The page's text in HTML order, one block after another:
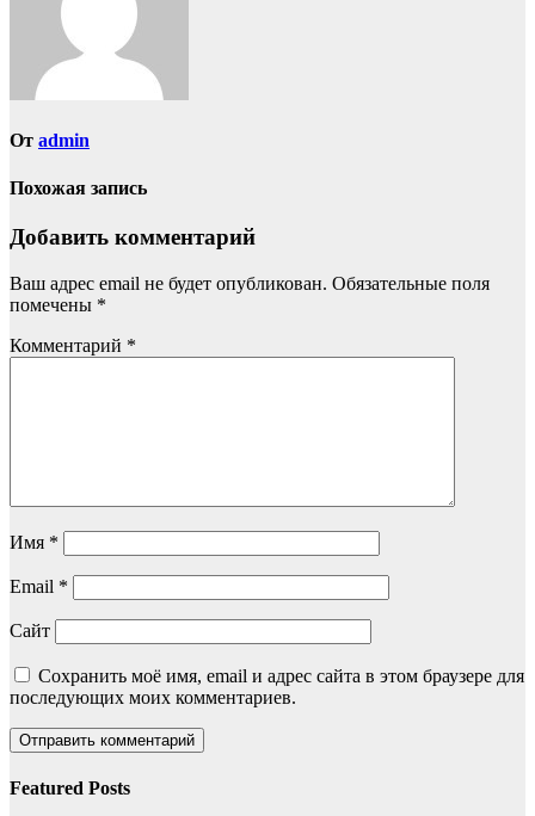
От admin
Похожая запись
Добавить комментарий
Ваш адрес email не будет опубликован. Обязательные поля
помечены *
Комментарий *
Имя *
Email *
Сайт
Сохранить моё имя, email и адрес сайта в этом браузере для
последующих моих комментариев.
Featured Posts